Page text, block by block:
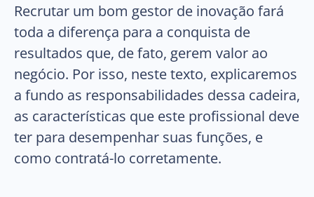
Recrutar um bom gestor de inovação fará
toda a diferença para a conquista de
resultados que, de fato, gerem valor ao
negócio. Por isso, neste texto, explicaremos
a fundo as responsabilidades dessa cadeira,
as características que este profissional deve
ter para desempenhar suas funções, e
como contratá-lo corretamente.